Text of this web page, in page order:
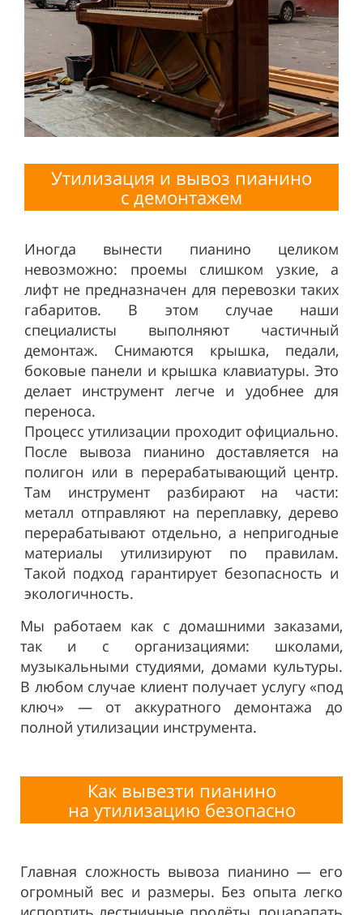
Утилизация и вывоз пианино
с демонтажем
Иногда вынести пианино целиком
невозможно: проемы слишком узкие, а
лифт не предназначен для перевозки таких
габаритов. В этом случае наши
специалисты выполняют частичный
демонтаж. Снимаются крышка, педали,
боковые панели и крышка клавиатуры. Это
делает инструмент легче и удобнее для
переноса.
Процесс утилизации проходит официально.
После вывоза пианино доставляется на
полигон или в перерабатывающий центр.
Там инструмент разбирают на части:
металл отправляют на переплавку, дерево
перерабатывают отдельно, а непригодные
материалы утилизируют по правилам.
Такой подход гарантирует безопасность и
экологичность.
Мы работаем как с домашними заказами,
так и с организациями: школами,
музыкальными студиями, домами культуры.
В любом случае клиент получает услугу «под
ключ» — от аккуратного демонтажа до
полной утилизации инструмента.
Как вывезти пианино
на утилизацию безопасно
Главная сложность вывоза пианино — его
огромный вес и размеры. Без опыта легко